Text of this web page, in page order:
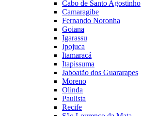
Cabo de Santo Agostinho
Camaragibe
Fernando Noronha
Goiana
Igarassu
Ipojuca
Itamaracá
Itapissuma
Jaboatão dos Guararapes
Moreno
Olinda
Paulista
Recife